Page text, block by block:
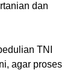
dan
TNI
agar proses